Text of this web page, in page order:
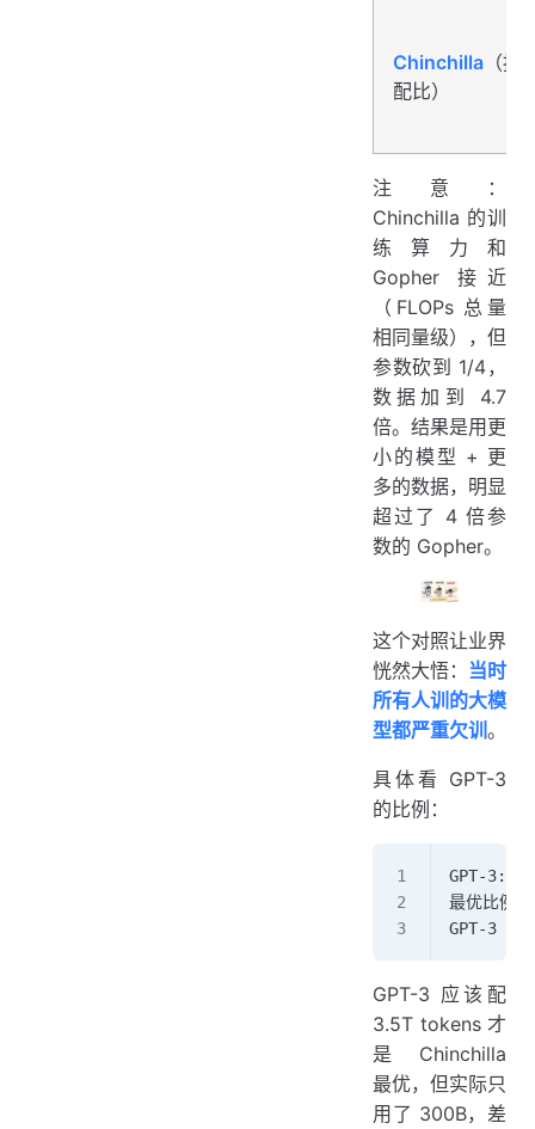
Chinchilla （按
配比）
注意：
Chinchilla 的训
练算力和
Gopher 接近
（FLOPs 总量
相同量级），但
参数砍到 1/4，
数据加到 4.7
倍。结果是用更
小的模型 + 更
多的数据，明显
超过了 4 倍参
数的 Gopher。
这个对照让业界
恍然大悟： 当时
所有人训的大模
型都严重欠训 。
具体看 GPT-3
的比例：
GPT-3:
最优比例
GPT-3 数
GPT-3 应该配
3.5T tokens 才
是 Chinchilla
最优，但实际只
用了 300B，差